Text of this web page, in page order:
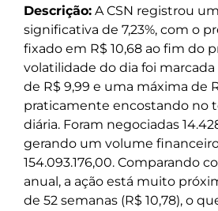
Descrição: A CSN registrou
significativa de 7,23%, com o
fixado em R$ 10,68 ao fim do
volatilidade do dia foi
de R$ 9,99 e uma máxima de
praticamente encostando no
diária. Foram negociadas
gerando um volume
154.093.176,00. Comparando
anual, a ação está muito
de 52 semanas (R$ 10,78), o